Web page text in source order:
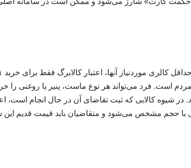
مردم است. فرد می‌تواند هر نوع ماست، پنیر یا روغنی را
در شیوه کالایی که ثبت تقاضای آن در حال انجام است،